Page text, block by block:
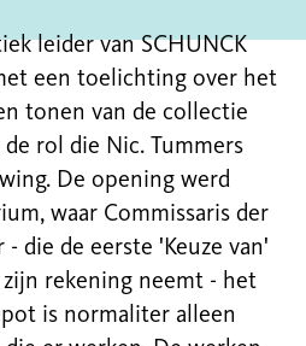
leider van SCHUNCK
een toelichting over het
tonen van de collectie
de rol die Nic. Tummers
De opening werd
waar Commissaris der
- die de eerste 'Keuze van'
rekening neemt - het
is normaliter alleen